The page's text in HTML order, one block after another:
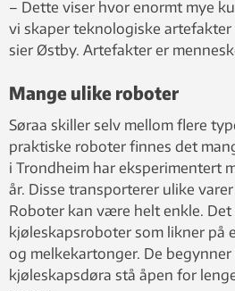
– Dette viser hvor enormt mye
vi skaper teknologiske
sier Østby. Artefakter er
Mange ulike roboter
Søraa skiller selv mellom flere
praktiske roboter finnes det
i Trondheim har eksperimentert
år. Disse transporterer ulike
Roboter kan være helt enkle.
kjøleskapsroboter som likner på
og melkekartonger. De
kjøleskapsdøra stå åpen for